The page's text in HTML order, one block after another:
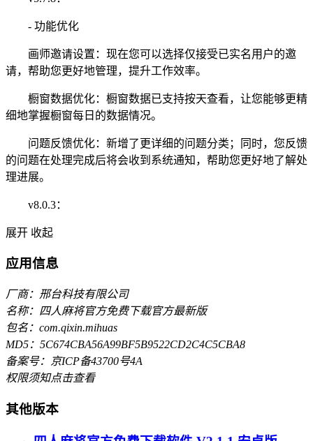
- 功能优化
画师邀请设置：现在您可以选择仅接受已实名用户的邀
请，帮助您更好地管理，提升工作效率。
橱窗数据优化：橱窗数据已支持按天查看，让您能够更精
细地掌握橱窗每日的数据情况。
问题反馈优化：新增了更详细的问题分类；同时，您反馈
的问题在处理完成后将会收到系统通知，帮助您更好地了解处
理进展。
v8.0.3：
展开 收起
应用信息
厂商：邢台科技有限公司
名称：四人麻将官方免费下载官方最新版
包名：com.qixin.mihuas
MD5：5C674CBA56A99BF5B9522CD2C4C5CBA8
备案号：京ICP备43700号4A
权限须知点击查看
其他版本